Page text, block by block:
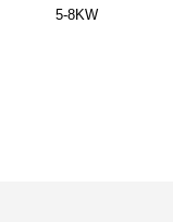
5-8KW